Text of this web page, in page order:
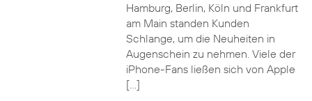
Hamburg, Berlin, Köln und Frankfurt
am Main standen Kunden
Schlange, um die Neuheiten in
Augenschein zu nehmen. Viele der
iPhone-Fans ließen sich von Apple
[…]